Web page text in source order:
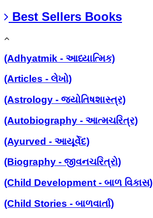
Best Sellers Books
(Adhyatmik - આધ્યાત્મિક)
(Articles - લેખો)
(Astrology - જ્યોતિષશાસ્ત્ર)
(Autobiography - આત્મચરિત્ર)
(Ayurved - આયૂર્વેદ)
(Biography - જીવનચરિત્રો)
(Child Development - બાળ વિકાસ)
(Child Stories - બાળવાર્તા)